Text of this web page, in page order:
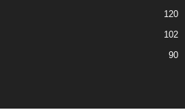
120
102
90